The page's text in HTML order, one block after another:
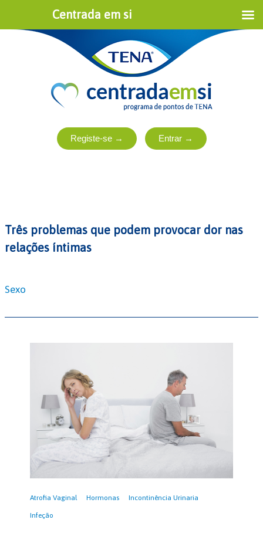
Três problemas que podem provocar dor nas
relações íntimas
Sexo
Atrofia Vaginal Hormonas Incontinência Urinaria
Infeção
Centrada em si